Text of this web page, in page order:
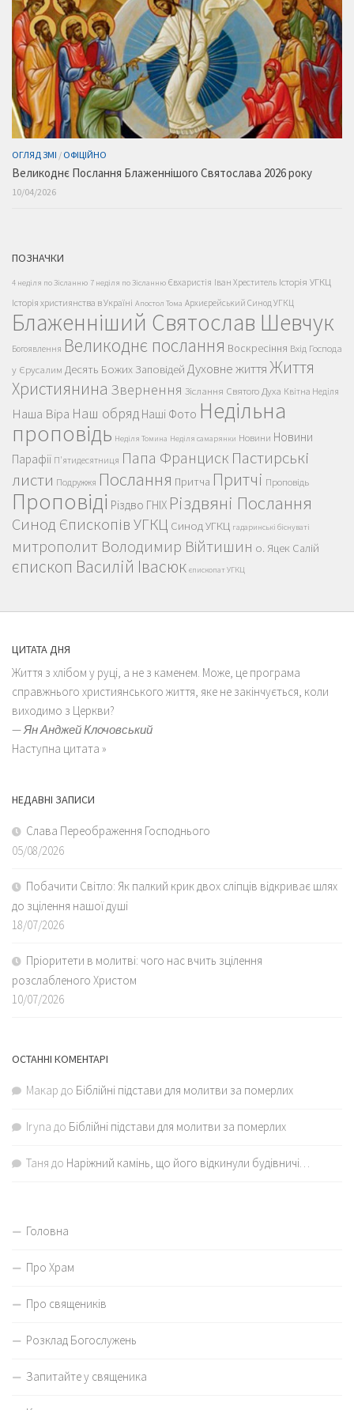
ОГЛЯД ЗМІ / ОФІЦІЙНО
Великоднє Послання Блаженнішого Святослава 2026 року
10/04/2026
ПОЗНАЧКИ
4 неділя по Зісланню 7 неділя по Зісланню Євхаристія Іван Хреститель Історія УГКЦ
Історія християнства в Україні Апостол Тома Архиєрейський Синод УГКЦ
Блаженніший Святослав Шевчук
Богоявлення Великоднє послання Воскресіння Вхід Господа
у Єрусалим Десять Божих Заповідей Духовне життяЖиття
Християнина Звернення Зіслання Святого Духа Квітна Неділя
Наша Віра Наш обряд Наші Фото Недільна
проповідь Неділя Томина Неділя самарянки Новини Новини
Парафії П'ятидесятниця Папа Франциск Пастирські
листи Подружжя Послання Притча Притчі Проповідь
Проповіді Різдво ГНІХ Різдвяні Послання
Синод Єпископів УГКЦ Синод УГКЦ гадаринські біснуваті
митрополит Володимир Війтишин о. Яцек Салій
єпископ Василій Івасюк єпископат УГКЦ
ЦИТАТА ДНЯ
Життя з хлібом у руці, а не з каменем. Може, це програма
справжнього християнського життя, яке не закінчується, коли
виходимо з Церкви?
—Ян Анджей Клочовський
Наступна цитата »
НЕДАВНІ ЗАПИСИ
Слава Переображення Господнього
05/08/2026
Побачити Світло: Як палкий крик двох сліпців відкриває шлях
до зцілення нашої душі
18/07/2026
Пріоритети в молитві: чого нас вчить зцілення
розслабленого Христом
10/07/2026
ОСТАННІ КОМЕНТАРІ
Макар до Біблійні підстави для молитви за померлих
Iryna до Біблійні підстави для молитви за померлих
Таня до Наріжний камінь, що його відкинули будівничі…
Головна
Про Храм
Про священиків
Розклад Богослужень
Запитайте у священика